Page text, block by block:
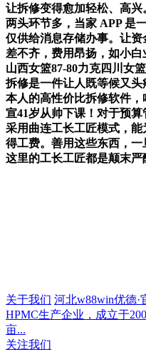
让拆修变得愈加轻松、高
两头环节多，当家 APP 是
仅供给消息存储办事。让
差不齐，费用昂扬，如小
山西女篮87-80力克四川女
拆修是一件让人既等候又
本人的高性价比拆修软件，
宣41岁从帅下课！对于预算
采用曲连工长工匠模式，
得工费。善用这些东西，一
这里的工长工匠都是颠末严
关于我们 河北w88win优德
HPMC生产企业，成立于
亩...
关注我们